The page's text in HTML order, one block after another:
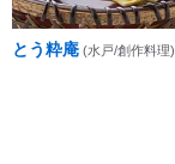
とう粋庵 (水戸/創作料理)